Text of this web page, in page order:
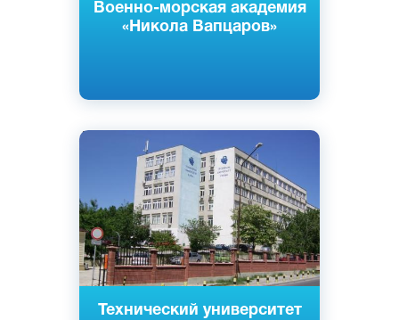
Военно-морская академия
«Никола Вапцаров»
Технический университет
Английский
Болгарский
Варна, Болгария
Государственный